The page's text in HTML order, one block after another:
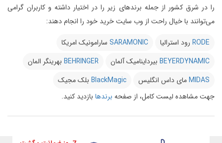
را در شرق کشور از جمله برندهای زیر را در اختیار داشته و کاربران گرامی
می‌توانند با خیال راحت از وب سایت خرید خود را انجام دهند:
RODE رود استرالیا SARAMONIC سارامونیک امریکا
BEYERDYNAMIC بیرداینامیک آلمان BEHRINGER بهرینگر المان
MIDASمای داس انگلیس BlackMagic بلک مجیک
جهت مشاهده لیست کامل، از صفحه برندها بازدید کنید.